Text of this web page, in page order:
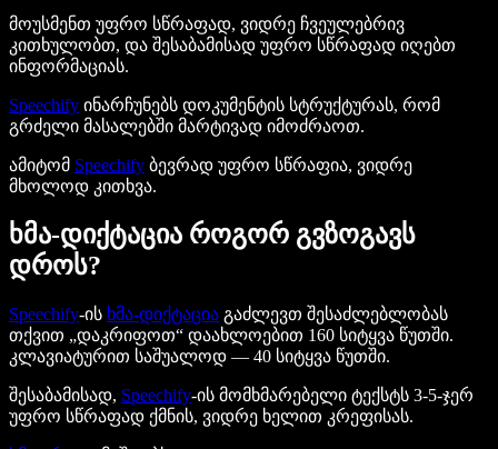
მოუსმენთ უფრო სწრაფად, ვიდრე ჩვეულებრივ
კითხულობთ, და შესაბამისად უფრო სწრაფად იღებთ
ინფორმაციას.
Speechify ინარჩუნებს დოკუმენტის სტრუქტურას, რომ
გრძელი მასალებში მარტივად იმოძრაოთ.
ამიტომ Speechify ბევრად უფრო სწრაფია, ვიდრე
მხოლოდ კითხვა.
ხმა-დიქტაცია როგორ გვზოგავს
დროს?
Speechify-ის ხმა-დიქტაცია გაძლევთ შესაძლებლობას
თქვით „დაკრიფოთ“ დაახლოებით 160 სიტყვა წუთში.
კლავიატურით საშუალოდ — 40 სიტყვა წუთში.
შესაბამისად, Speechify-ის მომხმარებელი ტექსტს 3-5-ჯერ
უფრო სწრაფად ქმნის, ვიდრე ხელით კრეფისას.